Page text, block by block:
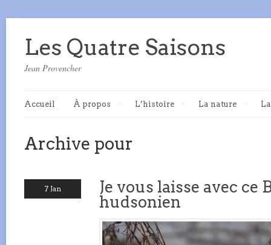
Les Quatre Saisons
Jean Provencher
Accueil À propos L’histoire La nature
Archive pour
7 Jan
Je vous laisse avec ce
hudsonien